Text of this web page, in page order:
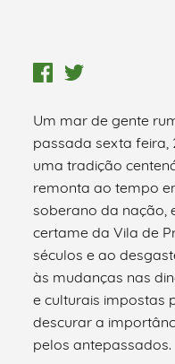
Um mar de gente
passada sexta feira,
uma tradição
remonta ao tempo
soberano da nação,
certame da Vila de
séculos e ao
às mudanças nas
e culturais impostas
descurar a
pelos antepassados.